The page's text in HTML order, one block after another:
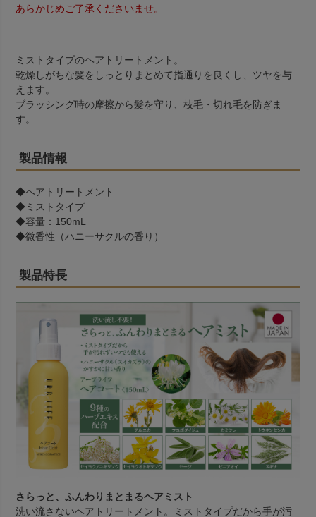
あらかじめご了承くださいませ。
ミストタイプのヘアトリートメント。
乾燥しがちな髪をしっとりまとめて指通りを良くし、ツヤを与
えます。
ブラッシング時の摩擦から髪を守り、枝毛・切れ毛を防ぎま
す。
製品情報
◆ヘアトリートメント
◆ミストタイプ
◆容量：150mL
◆微香性（ハニーサクルの香り）
製品特長
さらっと、ふんわりまとまるヘアミスト
洗い流さないヘアトリートメント。ミストタイプだから手が汚